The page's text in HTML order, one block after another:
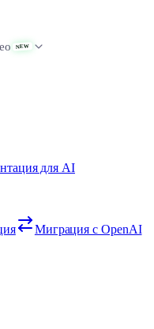
NEW
для AI
Миграция с OpenAI